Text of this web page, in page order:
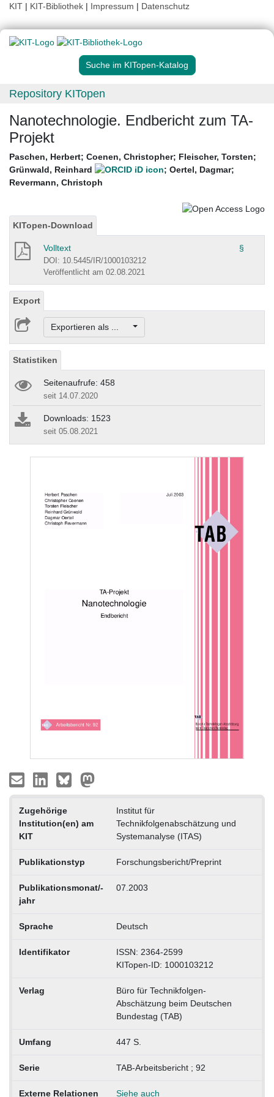
KIT | KIT-Bibliothek | Impressum | Datenschutz
Suche im KITopen-Katalog
Repository KITopen
Nanotechnologie. Endbericht zum TA-
Projekt
Paschen, Herbert; Coenen, Christopher; Fleischer, Torsten;
Grünwald, Reinhard
; Oertel, Dagmar;
Revermann, Christoph
KITopen-Download
Volltext §
DOI: 10.5445/IR/1000103212
Veröffentlicht am 02.08.2021
Export
Exportieren als ...
Statistiken
Seitenaufrufe: 458
seit 14.07.2020
Downloads: 1523
seit 05.08.2021
Zugehörige
Institution(en) am
KIT
Institut für
Technikfolgenabschätzung und
Systemanalyse (ITAS)
Publikationstyp Forschungsbericht/Preprint
Publikationsmonat/-
jahr
07.2003
Sprache Deutsch
Identifikator
ISSN: 2364-2599
KITopen-ID: 1000103212
Verlag
Büro für Technikfolgen-
Abschätzung beim Deutschen
Bundestag (TAB)
Umfang 447 S.
Serie TAB-Arbeitsbericht ; 92
Externe Relationen Siehe auch